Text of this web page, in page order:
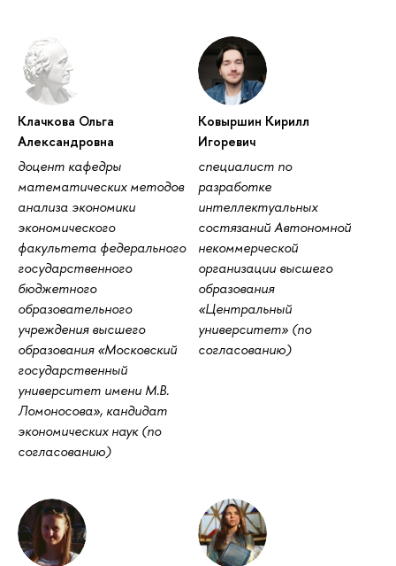
Клачкова Ольга
Александровна
доцент кафедры
математических методов
анализа экономики
экономического
факультета федерального
государственного
бюджетного
образовательного
учреждения высшего
образования «Московский
государственный
университет имени М.В.
Ломоносова», кандидат
экономических наук (по
согласованию)
Ковыршин Кирилл
Игоревич
специалист по
разработке
интеллектуальных
состязаний Автономной
некоммерческой
организации высшего
образования
«Центральный
университет» (по
согласованию)